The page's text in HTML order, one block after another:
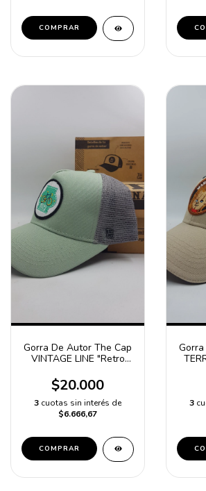
COMPRAR
Gorra De Autor The Cap
VINTAGE LINE "Retro
$20.000
3 cuotas sin interés de
$6.666,67
COMPRAR
3